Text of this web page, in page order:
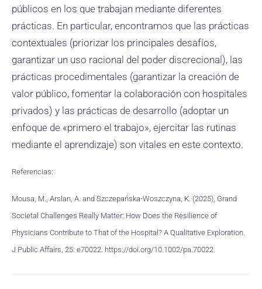
públicos en los que trabajan mediante diferentes
prácticas. En particular, encontramos que las prácticas
contextuales (priorizar los principales desafíos,
garantizar un uso racional del poder discrecional), las
prácticas procedimentales (garantizar la creación de
valor público, fomentar la colaboración con hospitales
privados) y las prácticas de desarrollo (adoptar un
enfoque de «primero el trabajo», ejercitar las rutinas
mediante el aprendizaje) son vitales en este contexto.
Referencias:
Mousa, M., Arslan, A. and Szczepańska-Woszczyna, K. (2025), Grand
Societal Challenges Really Matter: How Does the Resilience of
Physicians Contribute to That of the Hospital? A Qualitative Exploration.
J Public Affairs, 25: e70022. https://doi.org/10.1002/pa.70022